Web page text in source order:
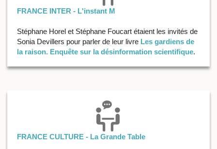
FRANCE INTER - L'instant M
Stéphane Horel et Stéphane Foucart étaient les invités de
Sonia Devillers pour parler de leur livre Les gardiens de
la raison. Enquête sur la désinformation scientifique.
FRANCE CULTURE - La Grande Table